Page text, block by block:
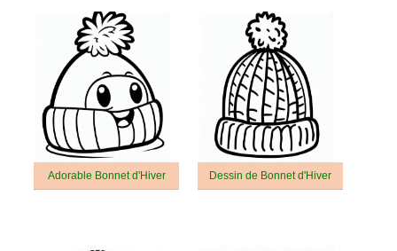
Adorable Bonnet d'Hiver Dessin de Bonnet d'Hiver